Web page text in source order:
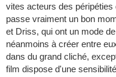
vites acteurs des
passe vraiment un bon
et Driss, qui ont un mode
néanmoins à créer entre
dans du grand cliché,
film dispose d'une